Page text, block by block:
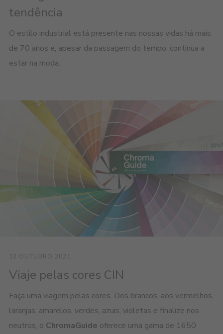
tendência
O estilo industrial está presente nas nossas vidas há mais
de 70 anos e, apesar da passagem do tempo, continua a
estar na moda.
12 OUTUBRO 2021
Viaje pelas cores CIN
Faça uma viagem pelas cores. Dos brancos, aos vermelhos,
laranjas, amarelos, verdes, azuis, violetas e finalize nos
neutros, o ChromaGuide oferece uma gama de 1650